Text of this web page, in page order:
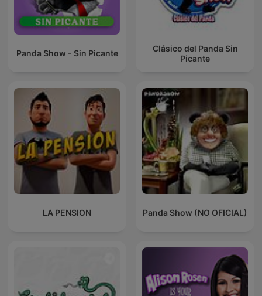
Panda Show - Sin Picante
Clásico del Panda Sin
Picante
LA PENSION Panda Show (NO OFICIAL)